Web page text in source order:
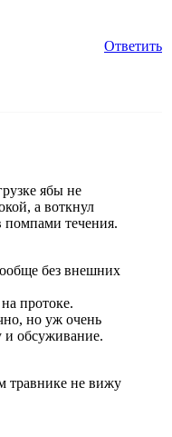
Ответить
ябы не
а воткнул
течения.
без внешних
протоке.
но уж очень
и обсуживание.
травнике не вижу